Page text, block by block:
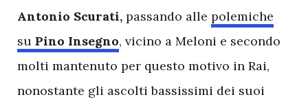
Antonio Scurati, passando alle polemiche
su Pino Insegno, vicino a Meloni e secondo
molti mantenuto per questo motivo in Rai,
nonostante gli ascolti bassissimi dei suoi